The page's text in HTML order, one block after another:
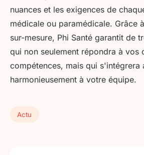
nuances et les exigences de
médicale ou paramédicale. Grâce
sur-mesure, Phi Santé garantit de
qui non seulement répondra à vos
compétences, mais qui s'intégrera
harmonieusement à votre équipe.
Actu